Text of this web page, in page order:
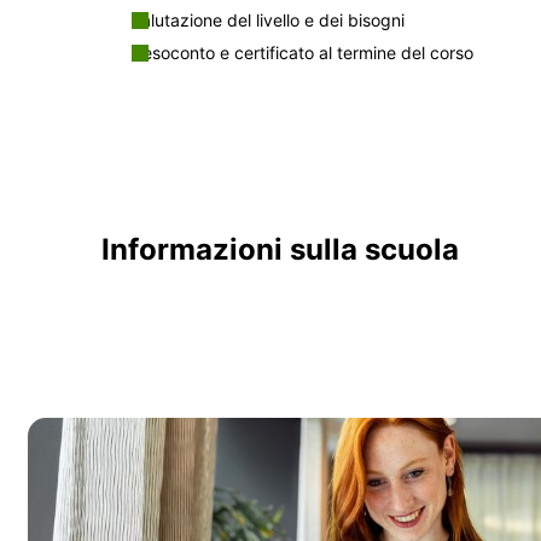
Valutazione del livello e dei bisogni
Resoconto e certificato al termine del corso
Informazioni sulla scuola